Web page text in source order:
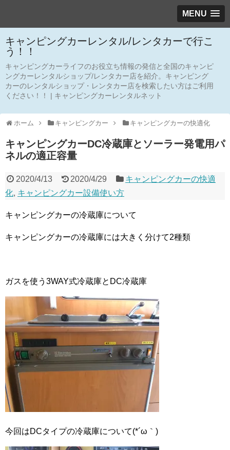
MENU
キャンピングカーレンタル/レンタカーで行こ
う！！
キャンピングカーライフのお役立ち情報の発信と全国のキャンピ
ングカーレンタルショップ/レンタカー店を紹介。キャンピング
カーのレンタルショップ・レンタカー店を検索したい方はご利用
ください！！ | キャンピングカーレンタルネット
ホーム キャンピングカー キャンピングカーの快適化
キャンピングカーDC冷蔵庫とソーラー発電用パ
ネルの適正容量
2020/4/13 2020/4/29
キャンピングカーの快適
化, キャンピングカー設備使い方
キャンピングカーの冷蔵庫について
キャンピングカーの冷蔵庫には大きく分けて2種類
ガスを使う3WAY式冷蔵庫とDC冷蔵庫
今回はDCタイプの冷蔵庫について(*´ω｀)